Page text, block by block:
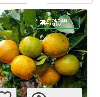
STOKTAN
TESLIM